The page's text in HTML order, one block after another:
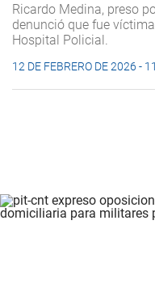
Ricardo Medina, preso
denunció que fue
Hospital Policial.
12 DE FEBRERO DE 2026 -